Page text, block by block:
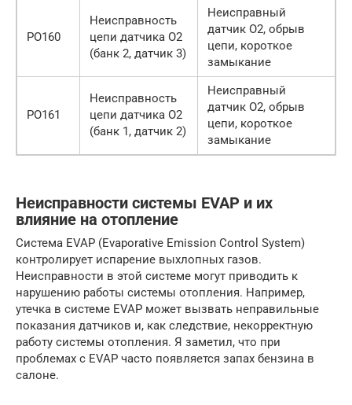
PO160
Неисправность
цепи датчика O2
(банк 2, датчик 3)
Неисправный
датчик O2, обрыв
цепи, короткое
замыкание
PO161
Неисправность
цепи датчика O2
(банк 1, датчик 2)
Неисправный
датчик O2, обрыв
цепи, короткое
замыкание
Неисправности системы EVAP и их
влияние на отопление
Система EVAP (Evaporative Emission Control System)
контролирует испарение выхлопных газов.
Неисправности в этой системе могут приводить к
нарушению работы системы отопления. Например,
утечка в системе EVAP может вызвать неправильные
показания датчиков и, как следствие, некорректную
работу системы отопления. Я заметил, что при
проблемах с EVAP часто появляется запах бензина в
салоне.